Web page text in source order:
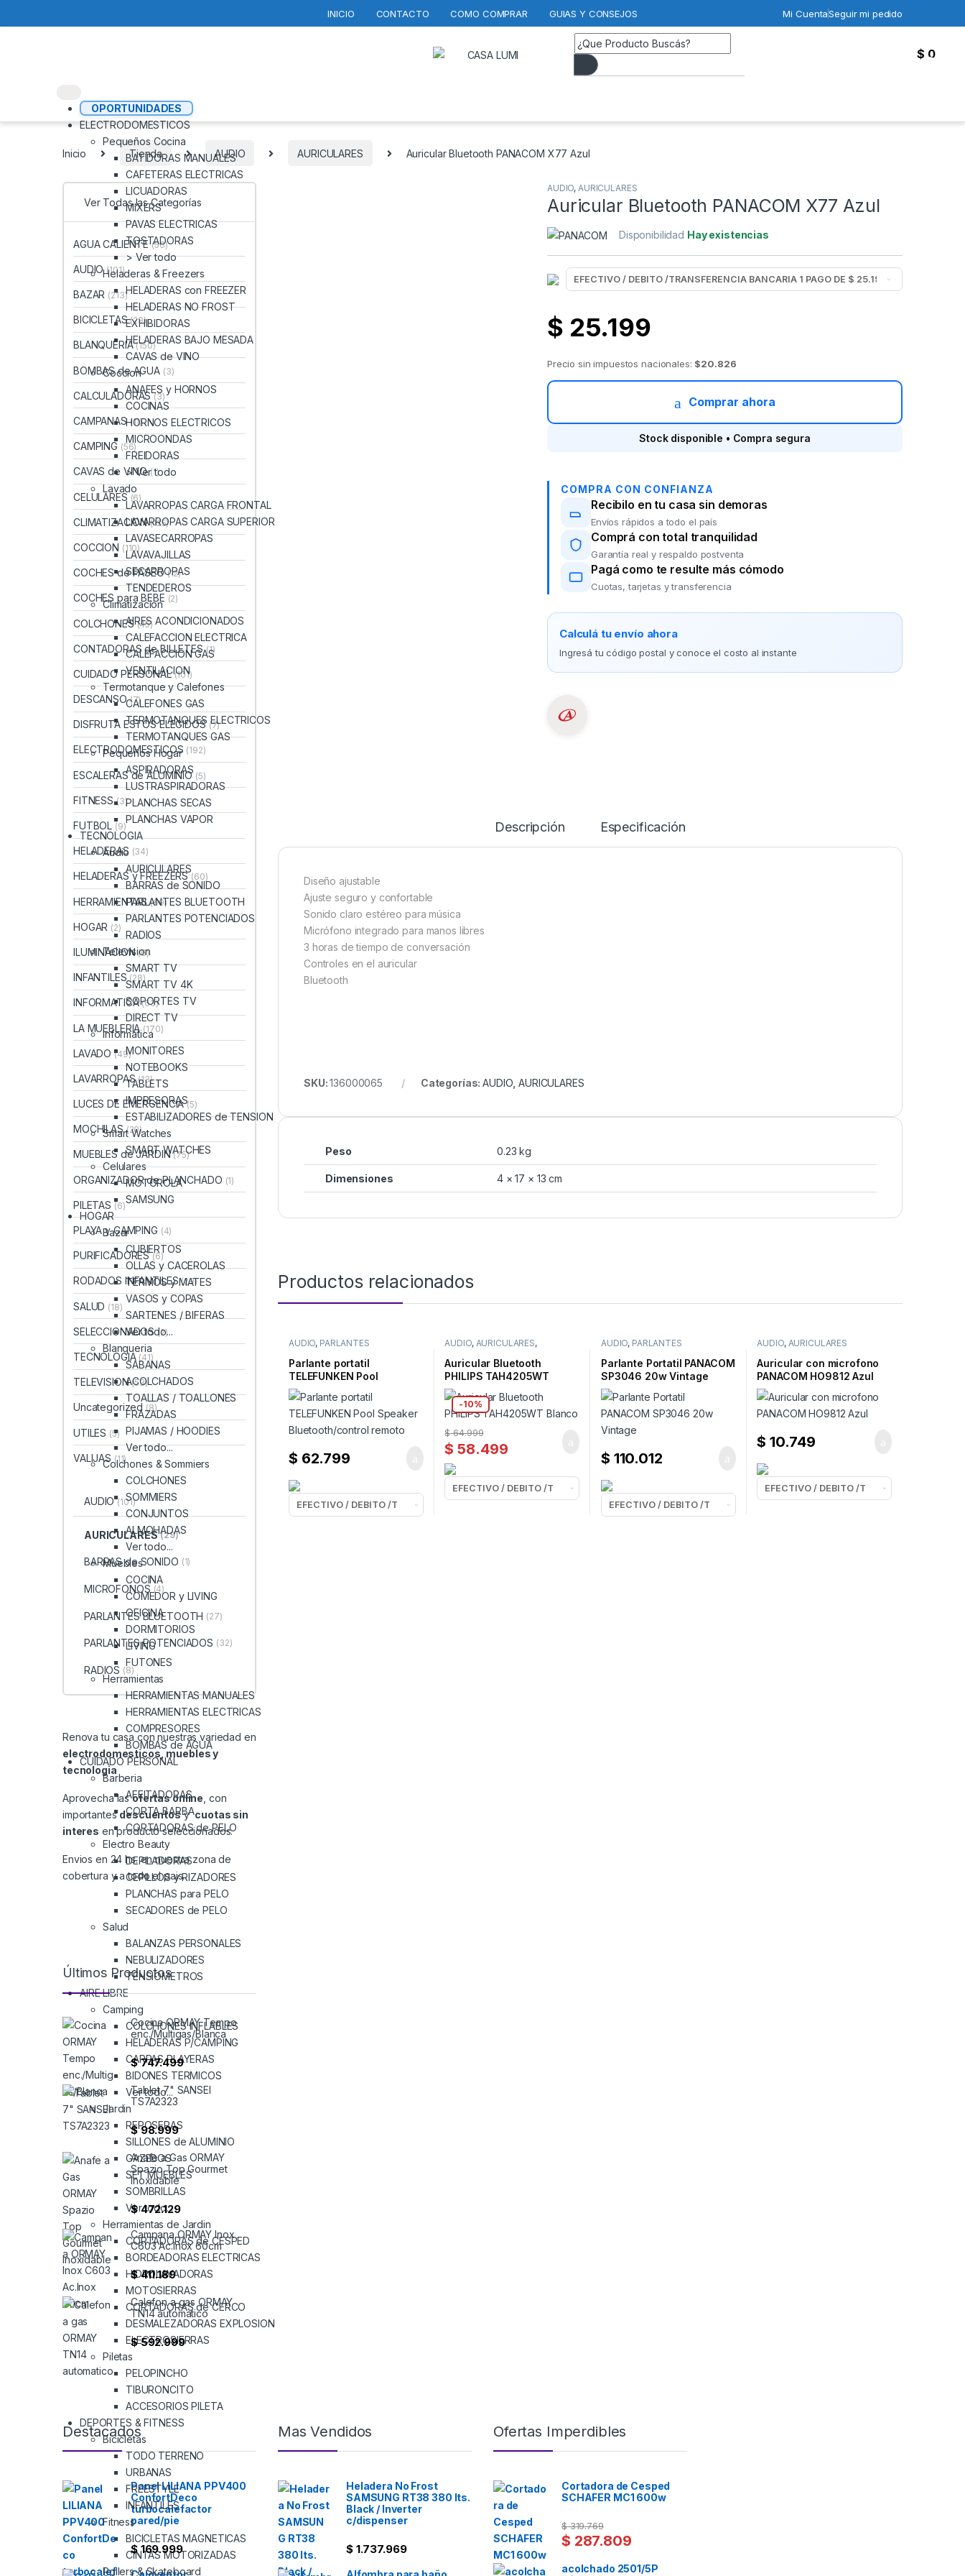
INICIO CONTACTO COMO COMPRAR GUIAS Y CONSEJOS Mi CuentaSeguir mi pedido
$ 0
OPORTUNIDADES
ELECTRODOMESTICOS
Pequeños Cocina
BATIDORAS MANUALES
CAFETERAS ELECTRICAS
LICUADORAS
MIXERS
PAVAS ELECTRICAS
TOSTADORAS
> Ver todo
Heladeras & Freezers
HELADERAS con FREEZER
HELADERAS NO FROST
EXHIBIDORAS
HELADERAS BAJO MESADA
CAVAS de VINO
Coccion
ANAFES y HORNOS
COCINAS
HORNOS ELECTRICOS
MICROONDAS
FREIDORAS
> Ver todo
Lavado
LAVARROPAS CARGA FRONTAL
LAVARROPAS CARGA SUPERIOR
LAVASECARROPAS
LAVAVAJILLAS
SECARROPAS
TENDEDEROS
Climatizacion
AIRES ACONDICIONADOS
CALEFACCION ELECTRICA
CALEFACCION GAS
VENTILACION
Termotanque y Calefones
CALEFONES GAS
TERMOTANQUES ELECTRICOS
TERMOTANQUES GAS
Pequeños Hogar
ASPIRADORAS
LUSTRASPIRADORAS
PLANCHAS SECAS
PLANCHAS VAPOR
TECNOLOGIA
Audio
AURICULARES
BARRAS de SONIDO
PARLANTES BLUETOOTH
PARLANTES POTENCIADOS
RADIOS
Television
SMART TV
SMART TV 4K
SOPORTES TV
DIRECT TV
Informatica
MONITORES
NOTEBOOKS
TABLETS
IMPRESORAS
ESTABILIZADORES de TENSION
Smart Watches
SMART WATCHES
Celulares
MOTOROLA
SAMSUNG
HOGAR
Bazar
CUBIERTOS
OLLAS y CACEROLAS
TERMOS y MATES
VASOS y COPAS
SARTENES / BIFERAS
Ver todo...
Blanqueria
SABANAS
ACOLCHADOS
TOALLAS / TOALLONES
FRAZADAS
PIJAMAS / HOODIES
Ver todo...
Colchones & Sommiers
COLCHONES
SOMMIERS
CONJUNTOS
ALMOHADAS
Ver todo...
Muebles
COCINA
COMEDOR y LIVING
OFICINA
DORMITORIOS
LIVING
FUTONES
Herramientas
HERRAMIENTAS MANUALES
HERRAMIENTAS ELECTRICAS
COMPRESORES
BOMBAS de AGUA
CUIDADO PERSONAL
Barberia
AFEITADORAS
CORTA BARBA
CORTADORAS de PELO
Electro Beauty
DEPILADORAS
CEPILLOS y RIZADORES
PLANCHAS para PELO
SECADORES de PELO
Salud
BALANZAS PERSONALES
NEBULIZADORES
TENSIOMETROS
AIRE LIBRE
Camping
COLCHONES INFLABLES
HELADERAS P/CAMPING
CARPAS PLAYERAS
BIDONES TERMICOS
Ver todo...
Jardin
REPOSERAS
SILLONES de ALUMINIO
GAZEBOS
SET MUEBLES
SOMBRILLAS
Ver todo...
Herramientas de Jardin
CORTADORAS de CESPED
BORDEADORAS ELECTRICAS
HIDROLAVADORAS
MOTOSIERRAS
CORTADORAS de CERCO
DESMALEZADORAS EXPLOSION
ELECTROSIERRAS
Piletas
PELOPINCHO
TIBURONCITO
ACCESORIOS PILETA
DEPORTES & FITNESS
Bicicletas
TODO TERRENO
URBANAS
FREESTYLE
INFANTILES
Fitness
BICICLETAS MAGNETICAS
CINTAS MOTORIZADAS
Rollers & Skateboard
Inicio Tienda AUDIO AURICULARES Auricular Bluetooth PANACOM X77 Azul
AUDIO,AURICULARES
Auricular Bluetooth PANACOM X77 Azul
Disponibilidad Hay existencias
$ 25.199
Precio sin impuestos nacionales: $20.826
Comprar ahora
Stock disponible • Compra segura
COMPRA CON CONFIANZA
Recibilo en tu casa sin demoras
Envíos rápidos a todo el país
Comprá con total tranquilidad
Garantía real y respaldo postventa
Pagá como te resulte más cómodo
Cuotas, tarjetas y transferencia
Calculá tu envío ahora
Ingresá tu código postal y conoce el costo al instante
Descripción Especificación
Diseño ajustable
Ajuste seguro y confortable
Sonido claro estéreo para música
Micrófono integrado para manos libres
3 horas de tiempo de conversación
Controles en el auricular
Bluetooth
SKU:136000065 Categorías:AUDIO,AURICULARES
Peso 0.23 kg
Dimensiones 4 × 17 × 13 cm
Productos relacionados
AUDIO, PARLANTES
Parlante portatil
TELEFUNKEN Pool
Speaker Bluetooth/control
remoto
$ 62.799
AUDIO, AURICULARES,
Auricular Bluetooth
PHILIPS TAH4205WT
Blanco
-10%
$ 58.499
$64.999
AUDIO, PARLANTES
Parlante Portatil PANACOM
SP3046 20w Vintage
$ 110.012
AUDIO, AURICULARES
Auricular con microfono
PANACOM HO9812 Azul
$ 10.749
Ver Todas las Categorías
AGUA CALIENTE(56)
AUDIO (101)
BAZAR (213)
BICICLETAS(29)
BLANQUERIA(150)
BOMBAS de AGUA (3)
CALCULADORAS(3)
CAMPANAS(11)
CAMPING (56)
CAVAS de VINO(1)
CELULARES (6)
CLIMATIZACION(125)
COCCION (110)
COCHES de PASEO(12)
COCHES para BEBE (2)
COLCHONES(45)
CONTADORAS de BILLETES(1)
CUIDADO PERSONAL(101)
DESCANSO(7)
DISFRUTA ESTOS ELEGIDOS (7)
ELECTRODOMESTICOS (192)
ESCALERAS de ALUMINIO (5)
FITNESS(3)
FUTBOL(9)
HELADERAS (34)
HELADERAS y FREEZERS(60)
HERRAMIENTAS(69)
HOGAR (2)
ILUMINACION(6)
INFANTILES (28)
INFORMATICA(63)
LA MUEBLERIA (170)
LAVADO(49)
LAVARROPAS (13)
LUCES DE EMERGENCIA(5)
MOCHILAS(20)
MUEBLES de JARDIN(75)
ORGANIZADOR de PLANCHADO (1)
PILETAS (6)
PLAYA y CAMPING (4)
PURIFICADORES(6)
RODADOS INFANTILES(29)
SALUD (18)
SELECCIONADOS(2)
TECNOLOGIA (41)
TELEVISION(53)
Uncategorized (8)
UTILES (5)
VALIJAS (11)
AUDIO(101)
AURICULARES (29)
BARRAS de SONIDO (1)
MICROFONOS (4)
PARLANTES BLUETOOTH (27)
PARLANTES POTENCIADOS (32)
RADIOS (8)
Renova tu casa con nuestras variedad en
electrodomesticos, muebles y
tecnologia
Aprovecha lasofertas online , con
importantesdescuentosycuotas sin
interes en producto seleccionados.
Envios en 24 hs. en nuestra zona de
cobertura y a todo el pais.
Últimos Productos
Cocina ORMAY Tempo
enc./Multigas/Blanca
$747.499
Tablet 7" SANSEI
TS7A2323
$98.999
Anafe a Gas ORMAY
Spazio Top Gourmet
Inoxidable
$472.129
Campana ORMAY Inox
C603 Ac.Inox 60cm
$411.189
Calefon a gas ORMAY
TN14 automatico
$592.999
Destacados
Panel LILIANA PPV400
ConfortDeco
turbocalefactor
pared/pie
$169.999
Mas Vendidos
Heladera No Frost
SAMSUNG RT38 380 lts.
Black / Inverter
c/dispenser
$1.737.969
Ofertas Imperdibles
Cortadora de Cesped
SCHAFER MC1 600w
$ 287.809
$319.769
acolchado 2501/5P